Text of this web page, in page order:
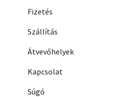
Fizetés
Szállítás
Átvevőhelyek
Kapcsolat
Súgó